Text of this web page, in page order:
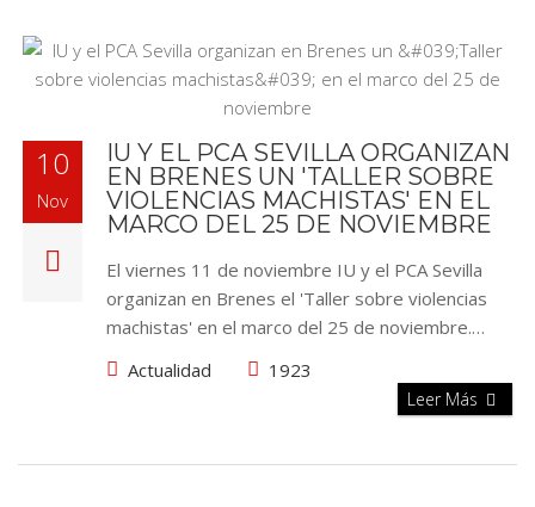
10
Nov
IU Y EL PCA SEVILLA ORGANIZAN
EN BRENES UN 'TALLER SOBRE
VIOLENCIAS MACHISTAS' EN EL
MARCO DEL 25 DE NOVIEMBRE
El viernes 11 de noviembre IU y el PCA Sevilla
organizan en Brenes el 'Taller sobre violencias
machistas' en el marco del 25 de noviembre.…
Actualidad
1923
Leer Más